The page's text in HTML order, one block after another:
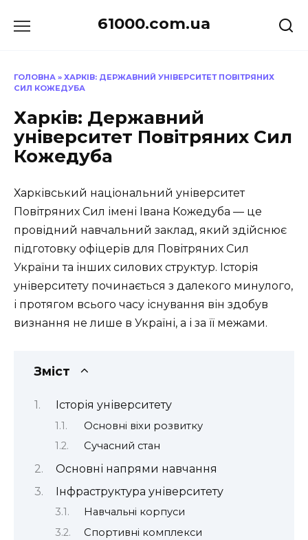
до
61000.com.ua
ГОЛОВНА » ХАРКІВ: ДЕРЖАВНИЙ УНІВЕРСИТЕТ ПОВІТРЯНИХ
СИЛ КОЖЕДУБА
Харків: Державний
університет Повітряних Сил
Кожедуба
Харківський національний університет
Повітряних Сил імені Івана Кожедуба — це
провідний навчальний заклад, який здійснює
підготовку офіцерів для Повітряних Сил
України та інших силових структур. Історія
університету починається з далекого минулого,
і протягом всього часу існування він здобув
визнання не лише в Україні, а і за її межами.
Зміст
Історія університету
Основні віхи розвитку
Сучасний стан
Основні напрями навчання
Інфраструктура університету
Навчальні корпуси
Спортивні комплекси